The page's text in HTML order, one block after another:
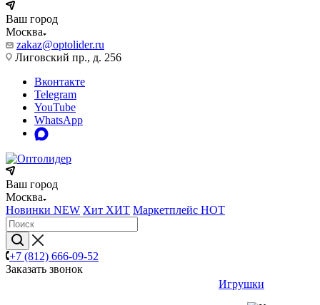
Ваш город
Москва
zakaz@optolider.ru
Лиговский пр., д. 256
Вконтакте
Telegram
YouTube
WhatsApp
Ваш город
Москва
Новинки NEW Хит ХИТ Маркетплейс HOT
+7 (812) 666-09-52
Заказать звонок
Игрушки